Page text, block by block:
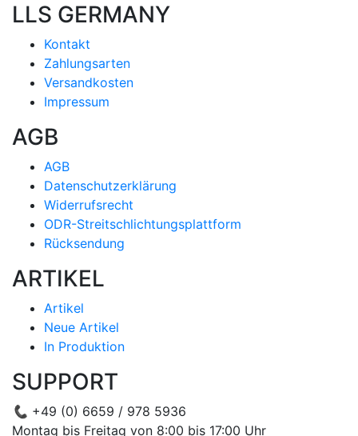
LLS GERMANY
Kontakt
Zahlungsarten
Versandkosten
Impressum
AGB
AGB
Datenschutzerklärung
Widerrufsrecht
ODR-Streitschlichtungsplattform
Rücksendung
ARTIKEL
Artikel
Neue Artikel
In Produktion
SUPPORT
📞 +49 (0) 6659 / 978 5936
Montag bis Freitag von 8:00 bis 17:00 Uhr